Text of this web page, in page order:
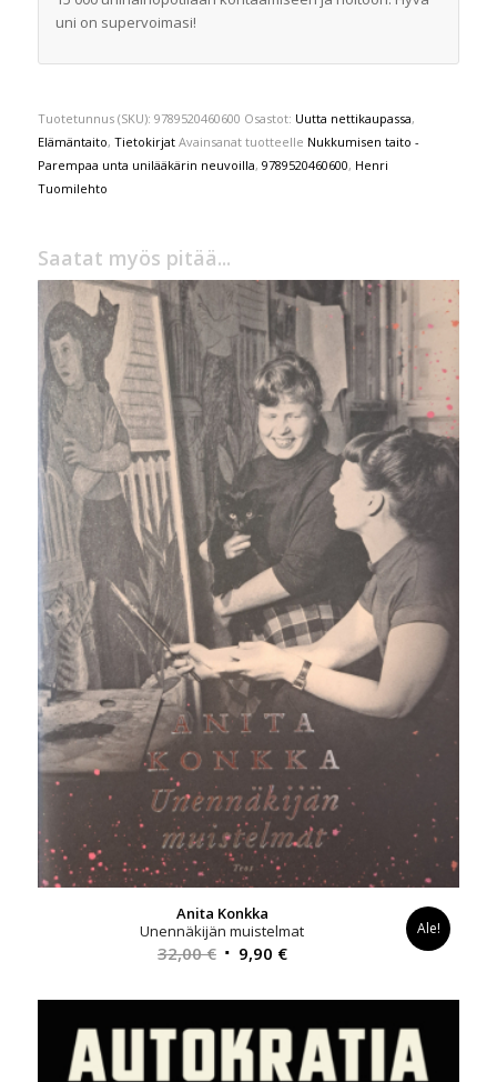
uni on supervoimasi!
Tuotetunnus (SKU): 9789520460600 Osastot: Uutta nettikaupassa,
Elämäntaito, Tietokirjat Avainsanat tuotteelle Nukkumisen taito -
Parempaa unta unilääkärin neuvoilla, 9789520460600, Henri
Tuomilehto
Saatat myös pitää...
Anita Konkka
Unennäkijän muistelmat
32,00€ Alkuperäinen
oli:
32,00 €.
9,90 €Nykyinen
on:
9,90 €.
Ale!